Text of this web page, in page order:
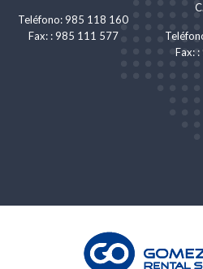
Teléfono: 985 118 160
Fax: : 985 111 577
Fax: